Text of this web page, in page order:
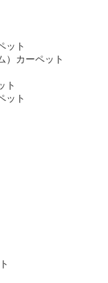
ット
）カーペット
ト
ット